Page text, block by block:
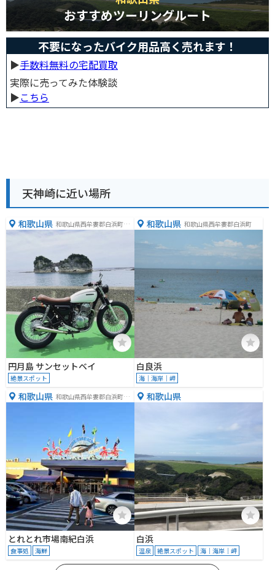
おすすめツーリングルート
不要になったバイク用品高く売れます！
▶︎手数料無料の宅配買取
実際に売ってみた体験談
▶︎こちら
天神崎に近い場所
和歌山県 和歌山県西牟婁郡白浜町３
５９３−２
円月島 サンセットベイ
絶景スポット
和歌山県 和歌山県西牟婁郡白浜町
白良浜
海｜海岸｜岬
和歌山県 和歌山県西牟婁郡白浜町堅
とれとれ市場南紀白浜
食事処 海鮮
和歌山県
白浜
温泉 絶景スポット 海｜海岸｜岬